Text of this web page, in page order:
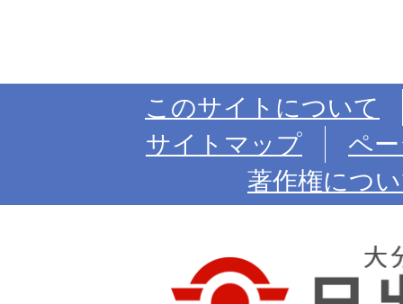
このサイトについて
サイトマップ
ペ
著作権につ